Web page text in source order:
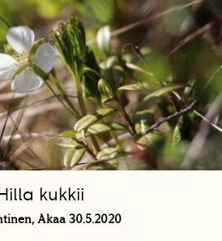
kukkii
Akaa 30.5.2020